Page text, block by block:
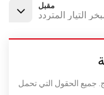
مقبل
جميع الحقول التي تحمل